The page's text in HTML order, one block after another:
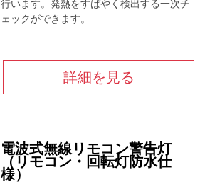
行います。発熱をすばやく検出する一次チ
ェックができます。
詳細を見る
電波式無線リモコン警告灯
（リモコン・回転灯防水仕
様）